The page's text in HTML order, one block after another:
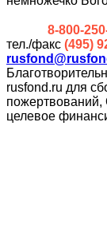
8-800-
тел./факс (495)
rusfond.ru для
целевое